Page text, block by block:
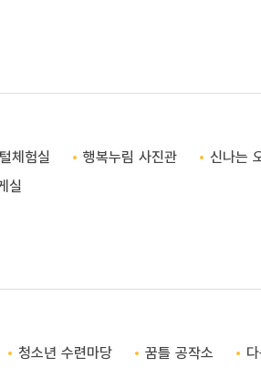
체험실 행복누림 사진관
신나는
실
청소년 수련마당 꿈틀 공작소